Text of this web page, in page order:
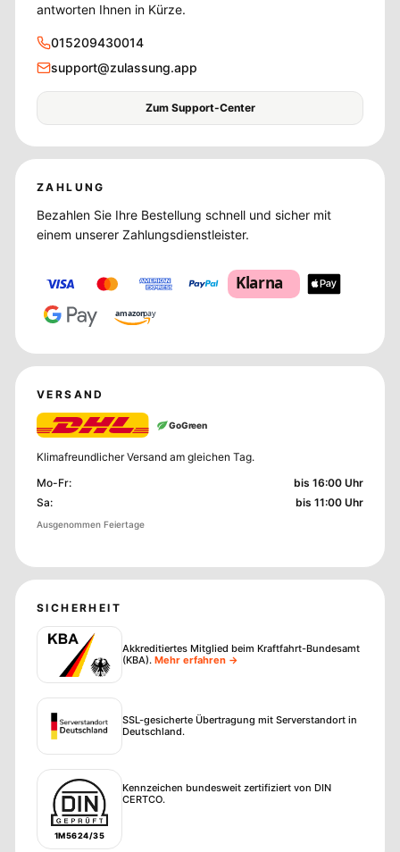
antworten Ihnen in Kürze.
015209430014
support@zulassung.app
Zum Support-Center
ZAHLUNG
Bezahlen Sie Ihre Bestellung schnell und sicher mit
einem unserer Zahlungsdienstleister.
Klarna
amazonpay
VERSAND
GoGreen
Klimafreundlicher Versand am gleichen Tag.
Mo-Fr:
bis 16:00 Uhr
Sa: bis 11:00 Uhr
Ausgenommen Feiertage
SICHERHEIT
Akkreditiertes Mitglied beim Kraftfahrt-Bundesamt
(KBA). Mehr erfahren →
SSL-gesicherte Übertragung mit Serverstandort in
Deutschland.
1M5624/35
Kennzeichen bundesweit zertifiziert von DIN
CERTCO.